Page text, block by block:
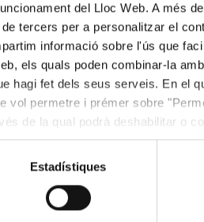
del Lloc Web. A més de
tercers per a personalitzar el
informació sobre l'ús que
els quals poden combinar-la
hagi fet dels seus serveis. En el
vol permetre i prémer sobre
de la qual podrà deshabilitar o
Estadístiques